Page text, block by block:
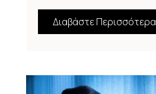
Διαβάστε Περισσότερα